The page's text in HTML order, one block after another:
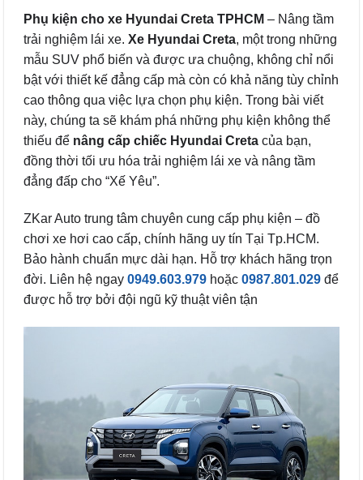
Phụ kiện cho xe Hyundai Creta TPHCM – Nâng tầm
trải nghiệm lái xe. Xe Hyundai Creta, một trong những
mẫu SUV phổ biến và được ưa chuộng, không chỉ nổi
bật với thiết kế đẳng cấp mà còn có khả năng tùy chỉnh
cao thông qua việc lựa chọn phụ kiện. Trong bài viết
này, chúng ta sẽ khám phá những phụ kiện không thể
thiếu để nâng cấp chiếc Hyundai Creta của bạn,
đồng thời tối ưu hóa trải nghiệm lái xe và nâng tầm
đẳng đấp cho “Xế Yêu”.
ZKar Auto trung tâm chuyên cung cấp phụ kiện – đồ
chơi xe hơi cao cấp, chính hãng uy tín Tại Tp.HCM.
Bảo hành chuẩn mực dài hạn. Hỗ trợ khách hãng trọn
đời. Liên hệ ngay 0949.603.979 hoặc 0987.801.029 để
được hỗ trợ bởi đội ngũ kỹ thuật viên tận